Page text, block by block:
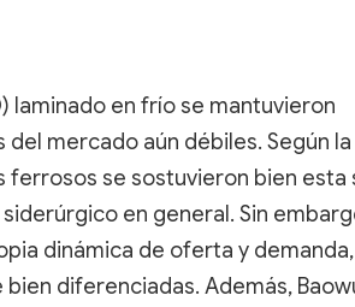
laminado en frío se mantuvieron
mercado aún débiles. Según la
se sostuvieron bien esta
en general. Sin
dinámica de oferta y demanda,
diferenciadas. Además,